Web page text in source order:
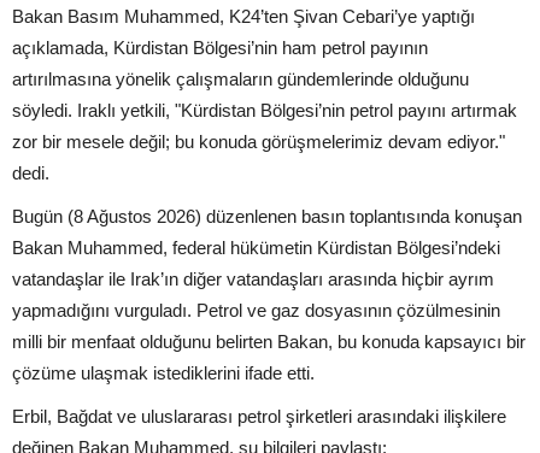
Bakan Basım Muhammed, K24’ten Şivan Cebari’ye yaptığı
açıklamada, Kürdistan Bölgesi’nin ham petrol payının
artırılmasına yönelik çalışmaların gündemlerinde olduğunu
söyledi. Iraklı yetkili, "Kürdistan Bölgesi’nin petrol payını artırmak
zor bir mesele değil; bu konuda görüşmelerimiz devam ediyor."
dedi.
Bugün (8 Ağustos 2026) düzenlenen basın toplantısında konuşan
Bakan Muhammed, federal hükümetin Kürdistan Bölgesi’ndeki
vatandaşlar ile Irak’ın diğer vatandaşları arasında hiçbir ayrım
yapmadığını vurguladı. Petrol ve gaz dosyasının çözülmesinin
milli bir menfaat olduğunu belirten Bakan, bu konuda kapsayıcı bir
çözüme ulaşmak istediklerini ifade etti.
Erbil, Bağdat ve uluslararası petrol şirketleri arasındaki ilişkilere
değinen Bakan Muhammed, şu bilgileri paylaştı: